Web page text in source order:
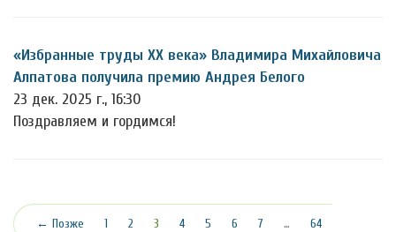
«Избранные труды ХХ века» Владимира Михайловича
Алпатова получила премию Андрея Белого
23 дек. 2025 г., 16:30
Поздравляем и гордимся!
← Позже 1 2 3 (текущая)
4 5 6 7 … 64